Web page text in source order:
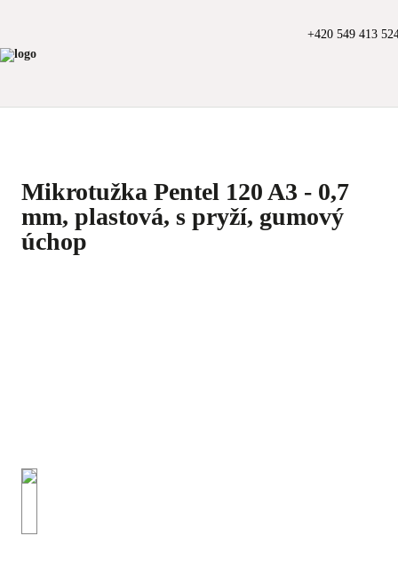
+420 549 413
Mikrotužka Pentel 120 A3 - 0,7
mm, plastová, s pryží, gumový
úchop